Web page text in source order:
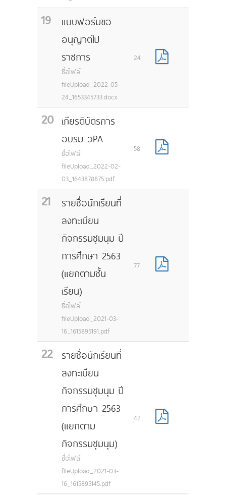
19
แบบฟอร์มขอ
อนุญาตไป
ราชการ
ชื่อไฟล์:
fileUpload_2022-05-
24_1653345733.docx
24
20 เกียรติบัตรการ
อบรม วPA
ชื่อไฟล์:
fileUpload_2022-02-
03_1643878875.pdf
58
21
รายชื่อนักเรียนที่
ลงทะเบียน
กิจกรรมชุมนุม ปี
การศึกษา 2563
(แยกตามชั้น
เรียน)
ชื่อไฟล์:
fileUpload_2021-03-
16_1615895191.pdf
77
22
รายชื่อนักเรียนที่
ลงทะเบียน
กิจกรรมชุมนุม ปี
การศึกษา 2563
(แยกตาม
กิจกรรมชุมนุม)
ชื่อไฟล์:
fileUpload_2021-03-
16_1615895145.pdf
42